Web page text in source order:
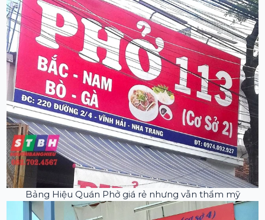
Bảng Hiệu Quán Phở giá rẻ nhưng vẫn thẩm mỹ